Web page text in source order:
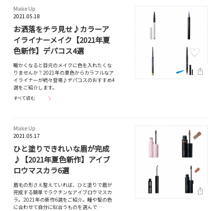
Make Up
2021.05.18
お洒落をチラ見せ♪カラーア
イライナーメイク【2021年夏
色新作】デパコス4選
暖かくなると目元のメイクに色を入れたくな
りませんか？2021年の夏色からカラフルなア
イライナーが続々登場♪デパコスのおすすめ4
選をご紹介します。
すべて読む
Make Up
2021.05.17
ひと塗りできれいな眉が完成
♪【2021年夏色新作】アイブ
ロウマスカラ6選
眉毛の形さえ整えていれば、ひと塗りで眉が
完成する簡単でラクチンなアイブロウマスカ
ラ。2021年の新作6選をご紹介。瞳や髪の色
に合わせて自分に似合うものを選んで…